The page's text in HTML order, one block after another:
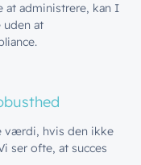
at administrere, kan I
at
værdi, hvis den ikke
ser ofte, at succes